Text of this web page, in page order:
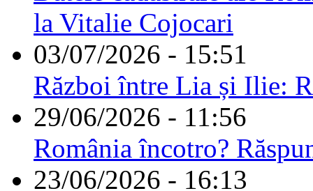
la Vitalie Cojocari
03/07/2026 - 15:51
Război între Lia și Ilie:
29/06/2026 - 11:56
România încotro?
23/06/2026 - 16:13